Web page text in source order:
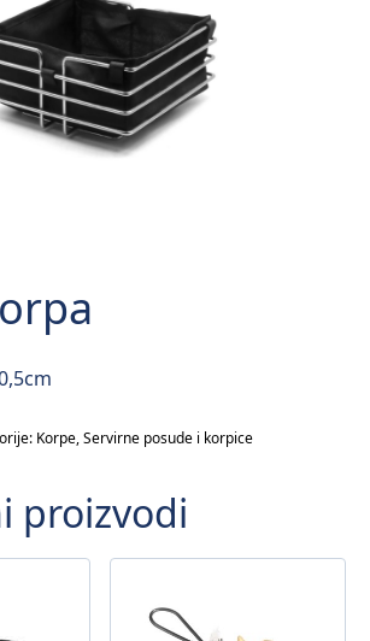
Korpe,Servirne posude i korpice
proizvodi